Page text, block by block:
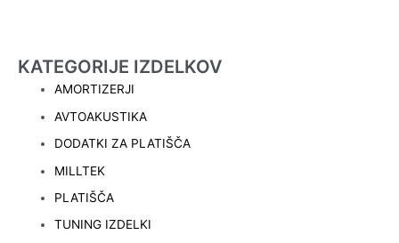
KATEGORIJE IZDELKOV
AMORTIZERJI
AVTOAKUSTIKA
DODATKI ZA PLATIŠČA
MILLTEK
PLATIŠČA
TUNING IZDELKI